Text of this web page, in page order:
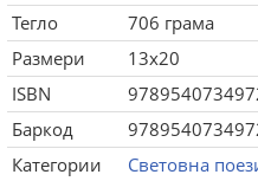
Тегло
706 грама
Размери
13x20
ISBN
Баркод
Категории
Световна